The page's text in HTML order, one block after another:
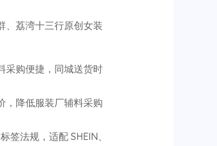
、荔湾十三行原创女装
采购便捷，同城送货时
，降低服装厂辅料采购
签法规，适配 SHEIN、